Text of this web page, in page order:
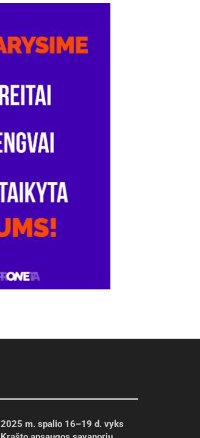
2025 m. spalio 16–19 d. vyks